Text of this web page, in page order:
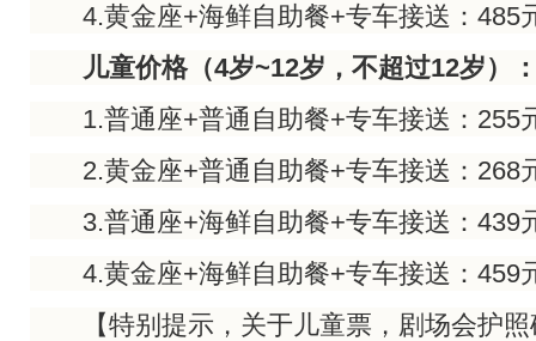
4.黄金座+海鲜自助餐+专车接送：485
儿童价格（4岁~12岁，不超过12岁）
1.普通座+普通自助餐+专车接送：255
2.黄金座+普通自助餐+专车接送：268
3.普通座+海鲜自助餐+专车接送：439
4.黄金座+海鲜自助餐+专车接送：459
【特别提示，关于儿童票，剧场会护照